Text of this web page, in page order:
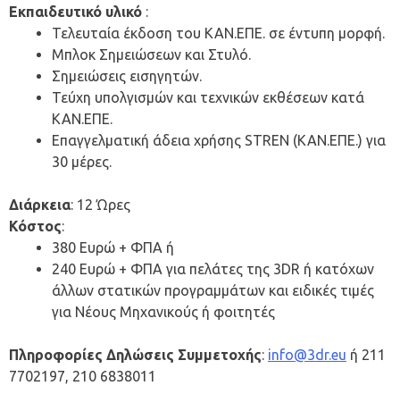
Εκπαιδευτικό υλικό :
Τελευταία έκδοση του ΚΑΝ.ΕΠΕ. σε έντυπη μορφή.
Μπλοκ Σημειώσεων και Στυλό.
Σημειώσεις εισηγητών.
Τεύχη υπολγισμών και τεχνικών εκθέσεων κατά
ΚΑΝ.ΕΠΕ.
Επαγγελματική άδεια χρήσης STREN (ΚΑΝ.ΕΠΕ.) για
30 μέρες.
Διάρκεια: 12 Ώρες
Κόστος:
380 Ευρώ + ΦΠΑ ή
240 Ευρώ + ΦΠΑ για πελάτες της 3DR ή κατόχων
άλλων στατικών προγραμμάτων και ειδικές τιμές
για Νέους Μηχανικούς ή φοιτητές
Πληροφορίες Δηλώσεις Συμμετοχής: info@3dr.eu ή 211
7702197, 210 6838011